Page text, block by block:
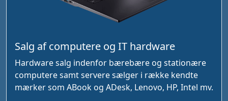
Salg af computere og IT hardware
Hardware salg indenfor bærebære og stationære
computere samt servere sælger i række kendte
mærker som ABook og ADesk, Lenovo, HP, Intel mv.